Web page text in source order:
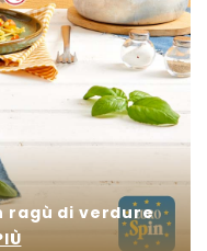
ragù di verdure